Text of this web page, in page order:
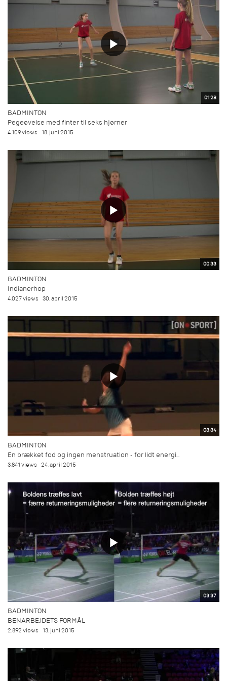
01:28
BADMINTON
Pegeøvelse med finter til seks hjørner
4.109 views 18. juni 2015
00:33
BADMINTON
Indianerhop
4.027 views 30. april 2015
03:34
BADMINTON
En brækket fod og ingen menstruation - for lidt energi...
3.841 views 24. april 2015
03:37
BADMINTON
BENARBEJDETS FORMÅL
2.892 views 13. juni 2015